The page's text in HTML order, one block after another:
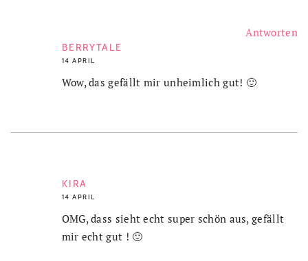
BERRYTALE
14 APRIL
Wow, das gefällt mir unheimlich gut! 🙂
KIRA
14 APRIL
Antworten
OMG, dass sieht echt super schön aus, gefällt
mir echt gut ! 🙂